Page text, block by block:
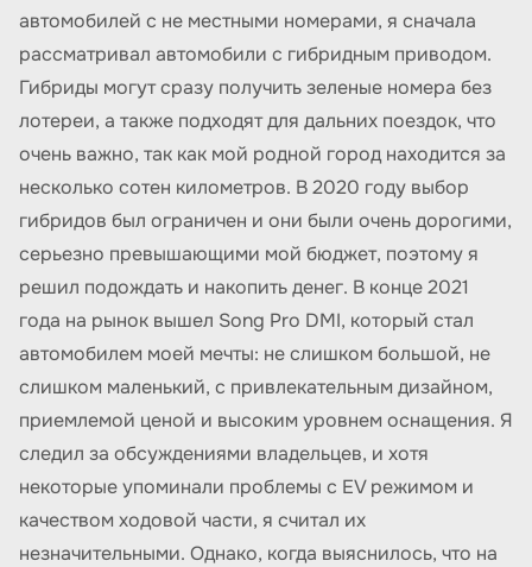
автомобилей с не местными номерами, я сначала
рассматривал автомобили с гибридным приводом.
Гибриды могут сразу получить зеленые номера без
лотереи, а также подходят для дальних поездок, что
очень важно, так как мой родной город находится за
несколько сотен километров. В 2020 году выбор
гибридов был ограничен и они были очень дорогими,
серьезно превышающими мой бюджет, поэтому я
решил подождать и накопить денег. В конце 2021
года на рынок вышел Song Pro DMI, который стал
автомобилем моей мечты: не слишком большой, не
слишком маленький, с привлекательным дизайном,
приемлемой ценой и высоким уровнем оснащения. Я
следил за обсуждениями владельцев, и хотя
некоторые упоминали проблемы с EV режимом и
качеством ходовой части, я считал их
незначительными. Однако, когда выяснилось, что на